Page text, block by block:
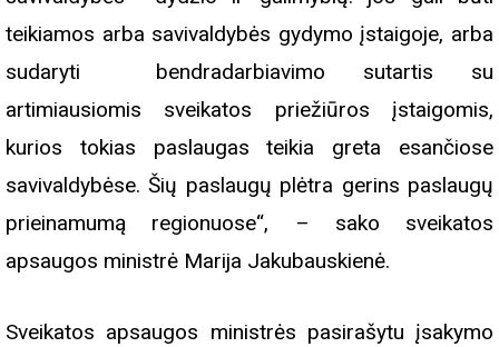
teikiamos arba savivaldybės gydymo įstaigoje, arba
sudaryti bendradarbiavimo sutartis su
artimiausiomis sveikatos priežiūros įstaigomis,
kurios tokias paslaugas teikia greta esančiose
savivaldybėse. Šių paslaugų plėtra gerins paslaugų
prieinamumą regionuose“, – sako sveikatos
apsaugos ministrė Marija Jakubauskienė.
Sveikatos apsaugos ministrės pasirašytu įsakymo